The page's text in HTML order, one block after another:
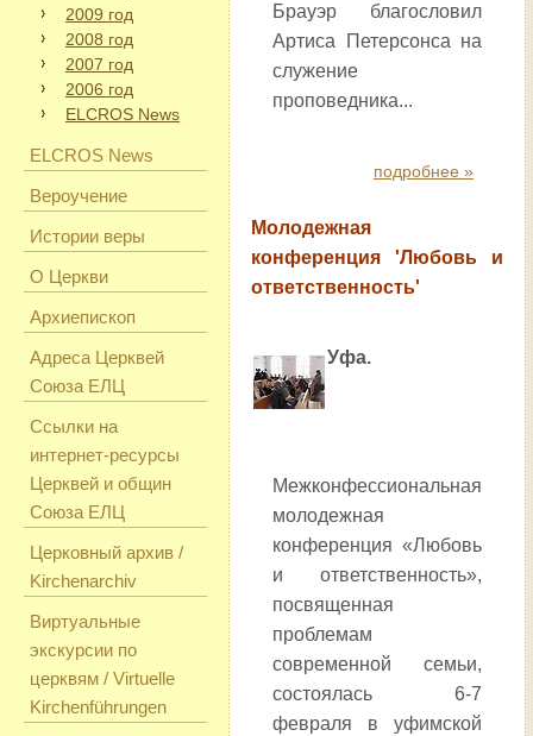
2009 год
2008 год
2007 год
2006 год
ELCROS News
ELCROS News
Вероучение
Истории веры
О Церкви
Архиепископ
Адреса Церквей
Союза ЕЛЦ
Ссылки на
интернет-ресурсы
Церквей и общин
Союза ЕЛЦ
Церковный архив /
Kirchenarchiv
Виртуальные
экскурсии по
церквям / Virtuelle
Kirchenführungen
Брауэр благословил
Артиса Петерсонса на
служение
проповедника...
подробнее »
Молодежная
конференция 'Любовь и
ответственность'
Уфа.
Межконфессиональная
молодежная
конференция «Любовь
и ответственность»,
посвященная
проблемам
современной семьи,
состоялась 6-7
февраля в уфимской